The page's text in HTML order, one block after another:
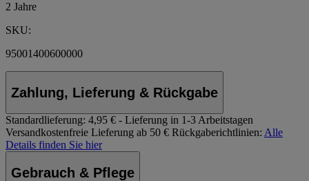
2 Jahre
SKU:
95001400600000
Zahlung, Lieferung & Rückgabe
Standardlieferung: 4,95 € - Lieferung in 1-3 Arbeitstagen
Versandkostenfreie Lieferung ab 50 € Rückgaberichtlinien: Alle
Details finden Sie hier
Gebrauch & Pflege